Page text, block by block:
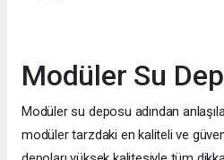
Modüler Su
Modüler su deposu adından
modüler tarzdaki en kaliteli ve